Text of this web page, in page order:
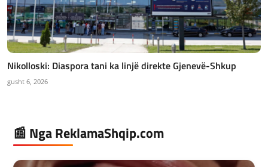
Nikolloski: Diaspora tani ka linjë direkte Gjenevë-Shkup
gusht 6, 2026
📰 Nga ReklamaShqip.com